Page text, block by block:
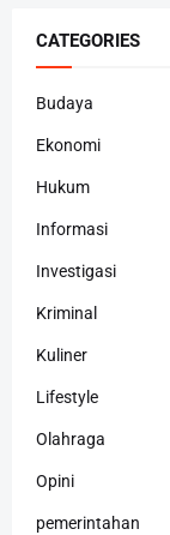
CATEGORIES
Budaya
Ekonomi
Hukum
Informasi
Investigasi
Kriminal
Kuliner
Lifestyle
Olahraga
Opini
pemerintahan